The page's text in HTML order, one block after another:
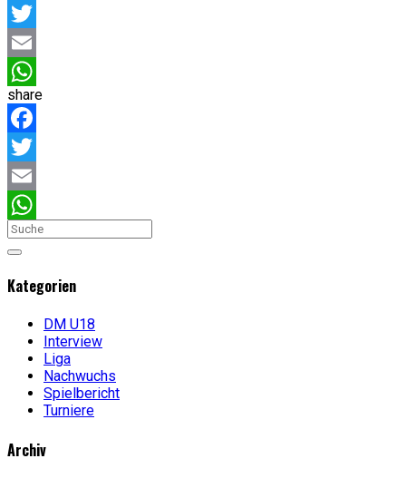
Facebook
Twitter
Email
WhatsApp
share
Facebook
Twitter
Email
WhatsApp
Kategorien
DM U18
Interview
Liga
Nachwuchs
Spielbericht
Turniere
Archiv